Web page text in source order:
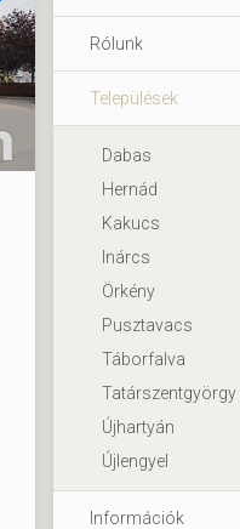
Rólunk
Települések
Dabas
Hernád
Kakucs
Inárcs
Örkény
Pusztavacs
Táborfalva
Tatárszentgyörgy
Újhartyán
Újlengyel
Információk